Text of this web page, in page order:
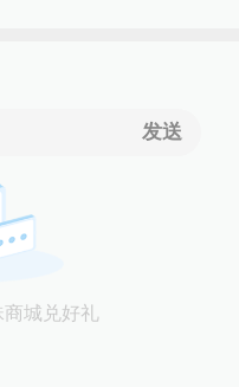
发送
商城兑好礼